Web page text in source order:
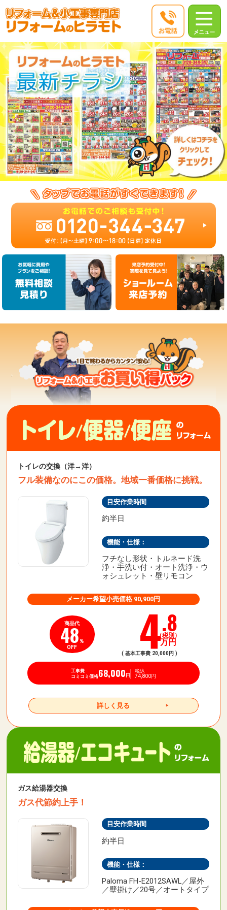
トイレの交換（洋→洋）
フル装備なのにこの価格。地域一番価格に挑戦。
目安作業時間
約半日
機能・仕様：
フチなし形状・トルネード洗
浄・手洗い付・オート洗浄・ウ
ォシュレット・壁リモコン
メーカー希望小売価格 90,900円
商品代
48％
OFF
4.8
（税別）
万円
( 基本工事費 20,000円 )
工事費
コミコミ価格68,000 円
税込
74,800円
詳しく見る
ガス給湯器交換
ガス代節約上手！
目安作業時間
約半日
機能・仕様：
Paloma FH-E2012SAWL／屋外
／壁掛け／20号／オートタイプ